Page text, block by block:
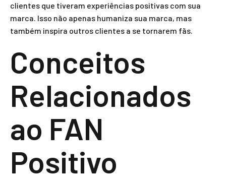
clientes que tiveram experiências positivas com sua
marca. Isso não apenas humaniza sua marca, mas
também inspira outros clientes a se tornarem fãs.
Conceitos
Relacionados
ao FAN
Positivo